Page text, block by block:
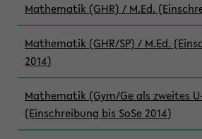
Mathematik (GHR) / M.Ed.
Mathematik (GHR/SP) / M.Ed.
2014)
Mathematik (Gym/Ge als zweites
(Einschreibung bis SoSe 2014)